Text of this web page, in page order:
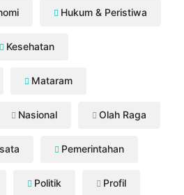
Hukum & Peristiwa
Kesehatan
Mataram
Nasional Olah Raga
Pemerintahan
Politik Profil